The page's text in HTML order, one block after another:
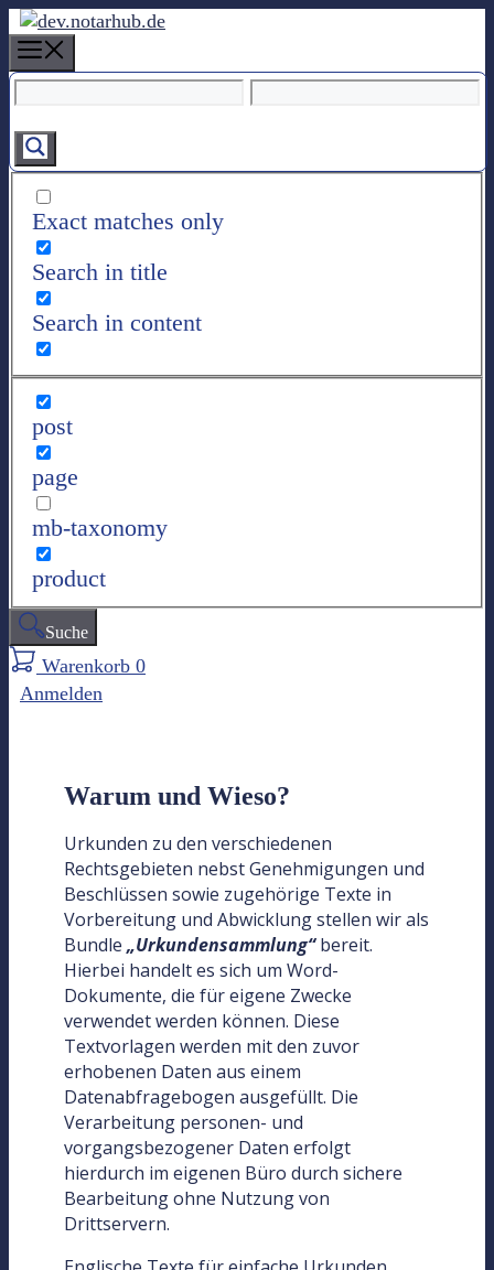
u
m
a
g
e
Exact matches only
Search in title
Search in content
post
page
mb-taxonomy
product
Suche
Warenkorb 0
Anmelden
Warum und Wieso?
Urkunden zu den verschiedenen
Rechtsgebieten nebst Genehmigungen und
Beschlüssen sowie zugehörige Texte in
Vorbereitung und Abwicklung stellen wir als
Bundle „Urkundensammlung“bereit.
Hierbei handelt es sich um Word-
Dokumente, die für eigene Zwecke
verwendet werden können. Diese
Textvorlagen werden mit den zuvor
erhobenen Daten aus einem
Datenabfragebogen ausgefüllt. Die
Verarbeitung personen- und
vorgangsbezogener Daten erfolgt
hierdurch im eigenen Büro durch sichere
Bearbeitung ohne Nutzung von
Drittservern.